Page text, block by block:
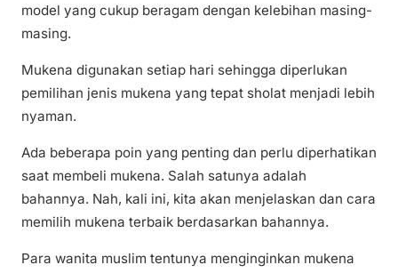
model yang cukup beragam dengan kelebihan masing-
masing.
Mukena digunakan setiap hari sehingga diperlukan
pemilihan jenis mukena yang tepat sholat menjadi lebih
nyaman.
Ada beberapa poin yang penting dan perlu diperhatikan
saat membeli mukena. Salah satunya adalah
bahannya. Nah, kali ini, kita akan menjelaskan dan cara
memilih mukena terbaik berdasarkan bahannya.
Para wanita muslim tentunya menginginkan mukena